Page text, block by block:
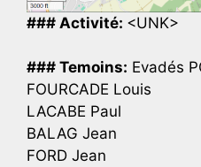
### Activité: <UNK>
### Temoins: Evadés
FOURCADE Louis
LACABE Paul
BALAG Jean
FORD Jean